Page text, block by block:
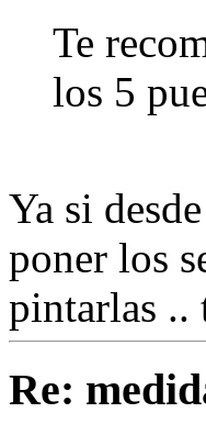
Te
los 5
Ya si
poner los
pintarlas ..
Re: